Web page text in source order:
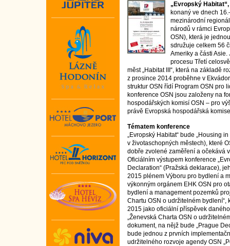
„Evropský Habitat“,
konaný ve dnech
mezinárodní
národů v rámci
OSN), která je
sdružuje celkem 56
Ameriky a části
procesu Třetí
měst „Habitat III“, která na základě
z prosince 2014 proběhne v
struktur OSN řídí Program OSN pro
konference OSN jsou založeny na
hospodářských komisí OSN – pro
právě Evropská hospodářská
Tématem konference
„Evropský Habitat“ bude „Housing
v životaschopných městech), které
dobře zvolené zaměření a očekává
Oficiálním výstupem konference
Declaration“ (Pražská deklarace),
2015 plénem Výboru pro bydlení a
výkonným orgánem EHK OSN pro
bydlení a management pozemků
Chartu OSN o udržitelném
2015 jako oficiální příspěvek
„Ženevská Charta OSN o
dokument, na nějž bude „Prague
bude jednou z prvních
udržitelného rozvoje agendy OSN